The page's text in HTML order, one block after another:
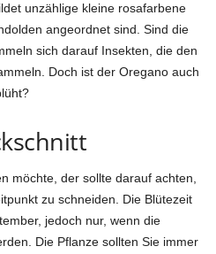
unzählige kleine rosafarbene
angeordnet sind. Sind die
sich darauf Insekten, die den
Doch ist der Oregano auch
möchte, der sollte darauf achten,
zu schneiden. Die Blütezeit
jedoch nur, wenn die
Die Pflanze sollten Sie immer